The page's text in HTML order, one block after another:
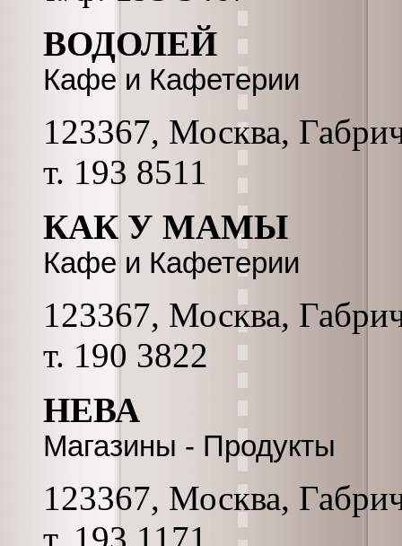
ВОДОЛЕЙ
Кафе и Кафетерии
123367, Москва,
т. 193 8511
КАК У МАМЫ
Кафе и Кафетерии
123367, Москва,
т. 190 3822
НЕВА
Магазины - Продукты
123367, Москва,